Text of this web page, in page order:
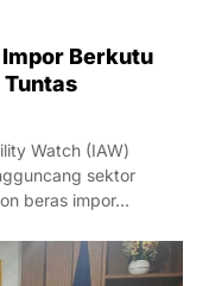
Berkutu
Tuntas
Watch (IAW)
sektor
beras impor…